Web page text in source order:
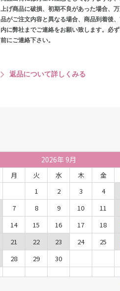
上げ商品に破損、初期不良があった場合、
品がご注文内容と異なる場合、商品到着後
内に弊社までご連絡をお願い致します。必
前にご連絡下さい。
返品について詳しくみる
2026年 9月
月 火 水 木 金
1
2 3 4
7 8 9 10 11
14 15 16 17 18
21 22 23 24 25
28 29 30